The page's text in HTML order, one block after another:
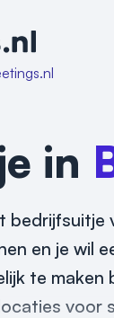
in
en je wil
te